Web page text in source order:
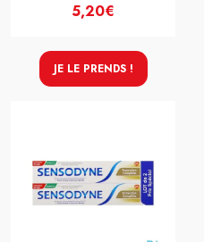
5,20€
JE LE PRENDS !